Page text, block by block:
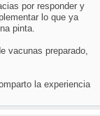
por responder y
lo que ya
pinta.
vacunas preparado,
la experiencia